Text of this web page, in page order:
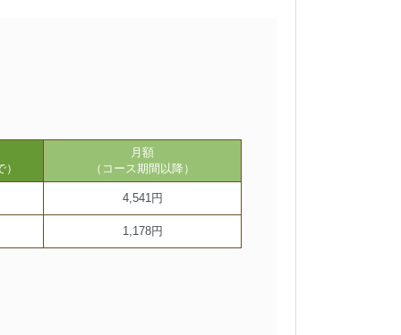
月額
（コース期間以降）
4,541円
1,178円